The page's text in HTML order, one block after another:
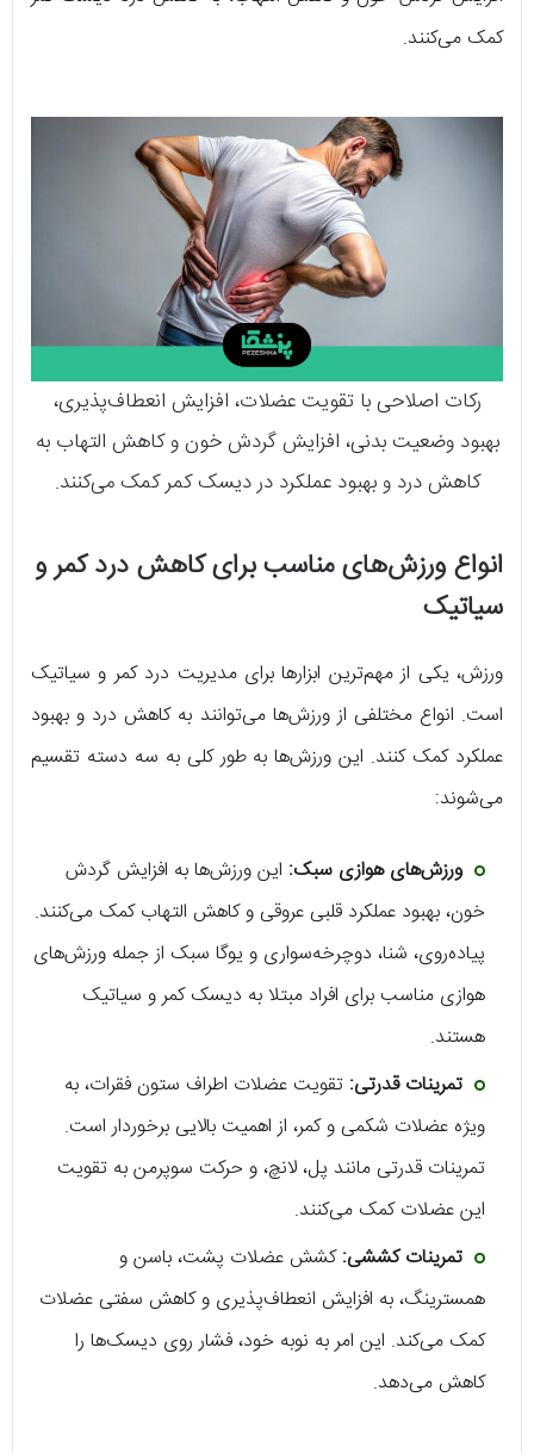
کمک می‌کنند.
رکات اصلاحی با تقویت عضلات، افزایش انعطاف‌پذیری،
بهبود وضعیت بدنی، افزایش گردش خون و کاهش التهاب به
کاهش درد و بهبود عملکرد در دیسک کمر کمک می‌کنند.
انواع ورزش‌های مناسب برای کاهش درد کمر و
سیاتیک
ورزش، یکی از مهم‌ترین ابزارها برای مدیریت درد کمر و سیاتیک
است. انواع مختلفی از ورزش‌ها می‌توانند به کاهش درد و بهبود
عملکرد کمک کنند. این ورزش‌ها به طور کلی به سه دسته تقسیم
می‌شوند:
ورزش‌های هوازی سبک: این ورزش‌ها به افزایش گردش
خون، بهبود عملکرد قلبی عروقی و کاهش التهاب کمک می‌کنند.
پیاده‌روی، شنا، دوچرخه‌سواری و یوگا سبک از جمله ورزش‌های
هوازی مناسب برای افراد مبتلا به دیسک کمر و سیاتیک
هستند.
تمرینات قدرتی: تقویت عضلات اطراف ستون فقرات، به
ویژه عضلات شکمی و کمر، از اهمیت بالایی برخوردار است.
تمرینات قدرتی مانند پل، لانچ، و حرکت سوپرمن به تقویت
این عضلات کمک می‌کنند.
تمرینات کششی:کشش عضلات پشت، باسن و
همسترینگ، به افزایش انعطاف‌پذیری و کاهش سفتی عضلات
کمک می‌کند. این امر به نوبه خود، فشار روی دیسک‌ها را
کاهش می‌دهد.